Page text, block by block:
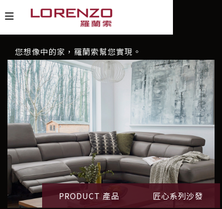
您想像中的家，羅蘭索幫您實現。
PRODUCT 產品 匠心系列沙發